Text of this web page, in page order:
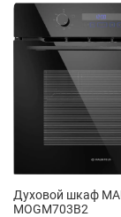
Духовой шкаф
MOGM703B2